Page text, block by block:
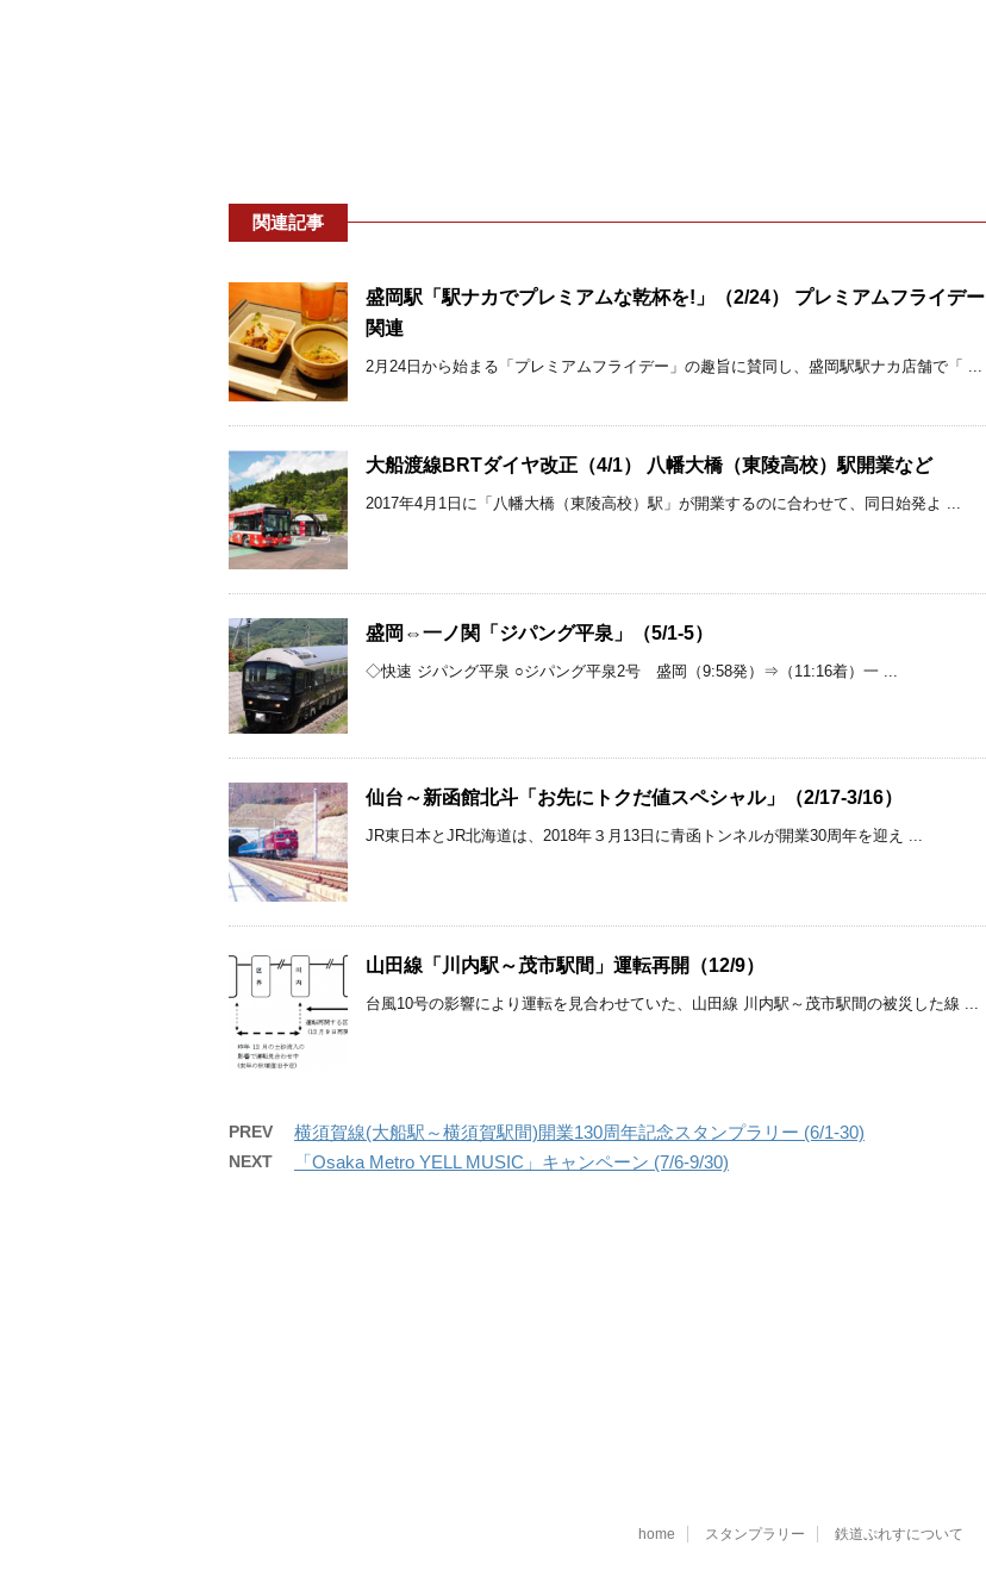
関連記事
盛岡駅「駅ナカでプレミアムな乾杯を!」（2/24） プレミアムフライデー
関連
2月24日から始まる「プレミアムフライデー」の趣旨に賛同し、盛岡駅駅ナカ店舗で「 ...
大船渡線BRTダイヤ改正（4/1） 八幡大橋（東陵高校）駅開業など
2017年4月1日に「八幡大橋（東陵高校）駅」が開業するのに合わせて、同日始発よ ...
盛岡⇔一ノ関「ジパング平泉」（5/1-5）
◇快速 ジパング平泉 ○ジパング平泉2号 盛岡（9:58発）⇒（11:16着）一 ...
仙台～新函館北斗「お先にトクだ値スペシャル」（2/17-3/16）
JR東日本とJR北海道は、2018年３月13日に青函トンネルが開業30周年を迎え ...
山田線「川内駅～茂市駅間」運転再開（12/9）
台風10号の影響により運転を見合わせていた、山田線 川内駅～茂市駅間の被災した線 ...
PREV 横須賀線(大船駅～横須賀駅間)開業130周年記念スタンプラリー (6/1-30)
NEXT 「Osaka Metro YELL MUSIC」キャンペーン (7/6-9/30)
home スタンプラリー 鉄道ぷれすについて